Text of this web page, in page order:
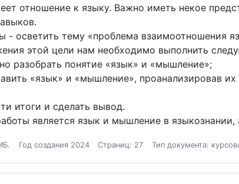
отношение к языку. Важно иметь некое
- осветить тему «проблема взаимоотношения
этой цели нам необходимо выполнить
разобрать понятие «язык» и «мышление»;
«язык» и «мышление», проанализировав
итоги и сделать вывод.
является язык и мышление в
Год создания 2024 Страниц: 27 Тип документа: